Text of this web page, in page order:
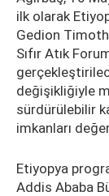
ilk olarak
Gedion
Sıfır Atık
değişikliğiyle
sürdürülebilir
imkanları
Etiyopya
Addis Ababa